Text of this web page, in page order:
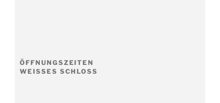
ÖFFNUNGSZEITEN
WEISSES SCHLOSS